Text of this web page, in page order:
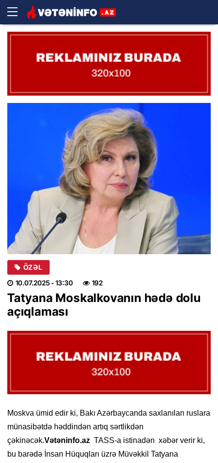
ÖZƏL
10.07.2025- 13:30 192
Tatyana Moskalkovanın hədə dolu
açıqlaması
Moskva ümid edir ki, Bakı Azərbaycanda saxlanılan ruslara
münasibətdə həddindən artıq sərtlikdən
çəkinəcək.Vətəninfo.az TASS-a istinadən xəbər verir ki,
bu barədə İnsan Hüquqları üzrə Müvəkkil Tatyana